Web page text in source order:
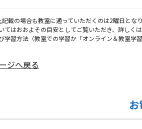
載の場合も教室に通っていただくのは2曜日となり
てはおおよその目安としてご覧いただき、詳しく
学習方法（教室での学習か「オンライン＆教室学
ジへ戻る